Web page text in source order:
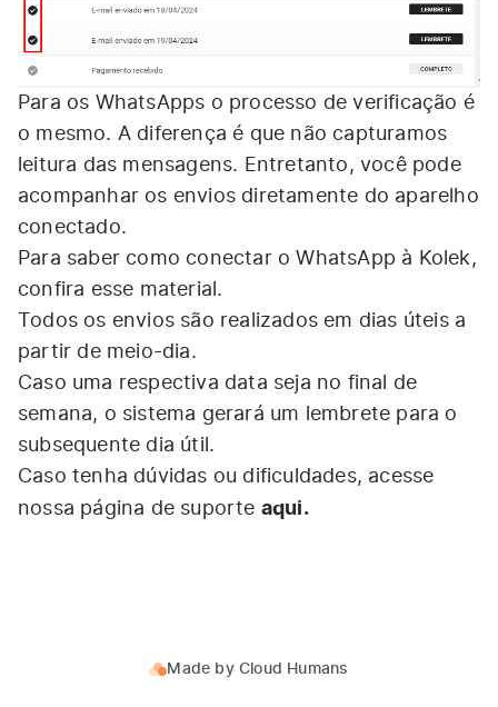
Para os WhatsApps o processo de verificação é
o mesmo. A diferença é que não capturamos
leitura das mensagens. Entretanto, você pode
acompanhar os envios diretamente do aparelho
conectado.
Para saber como conectar o WhatsApp à Kolek,
confira esse material .
Todos os envios são realizados em dias úteis a
partir de meio-dia.
Caso uma respectiva data seja no final de
semana, o sistema gerará um lembrete para o
subsequente dia útil.
Caso tenha dúvidas ou dificuldades, acesse
nossa página de suporte aqui.
Made byCloud Humans